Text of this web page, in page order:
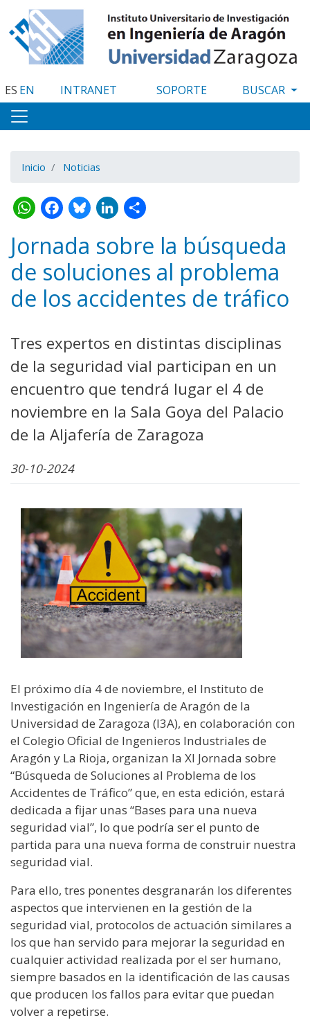
al
contenido
principal
ES EN INTRANET SOPORTE
Inicio Noticias
WhatsApp
Facebook
Bluesky
LinkedIn
Share
Jornada sobre la búsqueda
de soluciones al problema
de los accidentes de tráfico
Tres expertos en distintas disciplinas
de la seguridad vial participan en un
encuentro que tendrá lugar el 4 de
noviembre en la Sala Goya del Palacio
de la Aljafería de Zaragoza
30-10-2024
El próximo día 4 de noviembre, el Instituto de
Investigación en Ingeniería de Aragón de la
Universidad de Zaragoza (I3A), en colaboración con
el Colegio Oficial de Ingenieros Industriales de
Aragón y La Rioja, organizan la XI Jornada sobre
“Búsqueda de Soluciones al Problema de los
Accidentes de Tráfico” que, en esta edición, estará
dedicada a fijar unas “Bases para una nueva
seguridad vial”, lo que podría ser el punto de
partida para una nueva forma de construir nuestra
seguridad vial.
Para ello, tres ponentes desgranarán los diferentes
aspectos que intervienen en la gestión de la
seguridad vial, protocolos de actuación similares a
los que han servido para mejorar la seguridad en
cualquier actividad realizada por el ser humano,
siempre basados en la identificación de las causas
que producen los fallos para evitar que puedan
volver a repetirse.